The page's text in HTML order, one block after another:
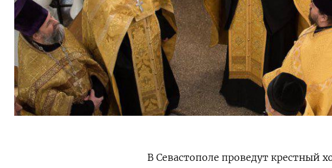
В Севастополе проведут крестный